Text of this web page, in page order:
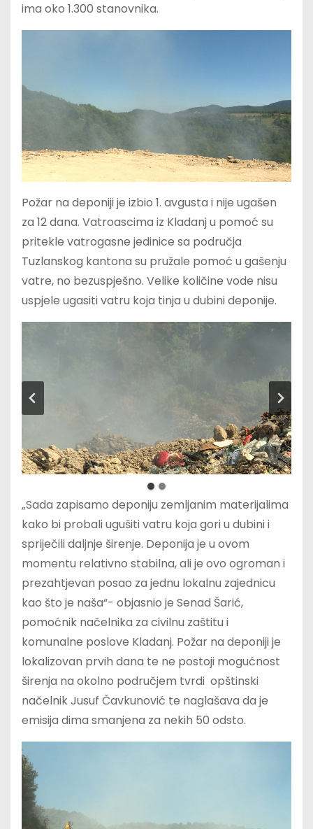
ima oko 1.300 stanovnika.
Požar na deponiji je izbio 1. avgusta i nije ugašen
za 12 dana. Vatroascima iz Kladanj u pomoć su
pritekle vatrogasne jedinice sa područja
Tuzlanskog kantona su pružale pomoć u gašenju
vatre, no bezuspješno. Velike količine vode nisu
uspjele ugasiti vatru koja tinja u dubini deponije.
„Sada zapisamo deponiju zemljanim materijalima
kako bi probali ugušiti vatru koja gori u dubini i
spriječili daljnje širenje. Deponija je u ovom
momentu relativno stabilna, ali je ovo ogroman i
prezahtjevan posao za jednu lokalnu zajednicu
kao što je naša“- objasnio je Senad Šarić,
pomoćnik načelnika za civilnu zaštitu i
komunalne poslove Kladanj. Požar na deponiji je
lokalizovan prvih dana te ne postoji mogućnost
širenja na okolno područjem tvrdi opštinski
načelnik Jusuf Čavkunović te naglašava da je
emisija dima smanjena za nekih 50 odsto.